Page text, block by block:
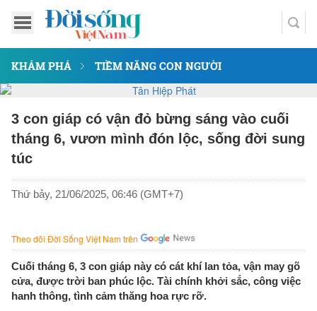
KHÁM PHÁ TIỀM NĂNG CON NGƯỜI
3 con giáp có vận đỏ bừng sáng vào cuối
tháng 6, vươn mình đón lộc, sống đời sung
túc
Thứ bảy, 21/06/2025, 06:46 (GMT+7)
Theo dõi Đời Sống Việt Nam trên
Cuối tháng 6, 3 con giáp này có cát khí lan tỏa, vận may gõ
cửa, được trời ban phúc lộc. Tài chính khởi sắc, công việc
hanh thông, tình cảm thăng hoa rực rỡ.